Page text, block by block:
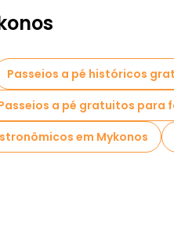
Passeios a pé históricos
a pé gratuitos para
em Mykonos